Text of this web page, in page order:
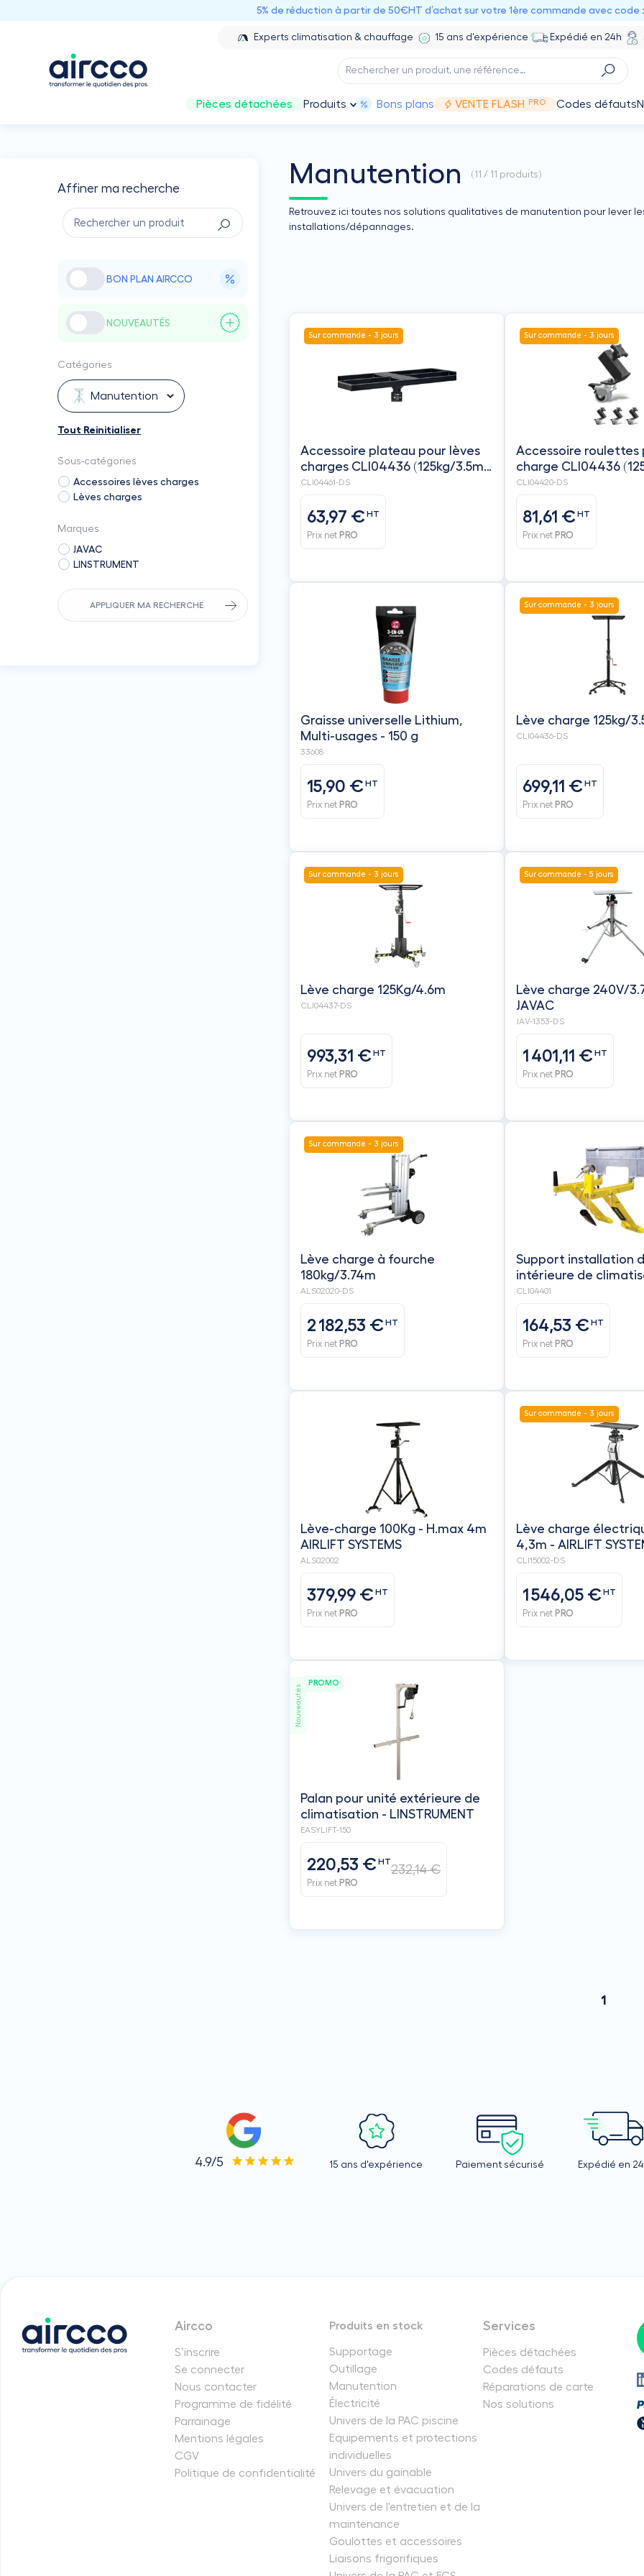
5% de réduction à partir de 50€HT d’achat sur votre 1ère commande avec code :
Experts climatisation & chauffage 15 ans d'expérience Expédié en 24h
Pièces détachées Produits Bons plans VENTE FLASH PRO Codes défauts
Affiner ma recherche
BON PLAN AIRCCO
NOUVEAUTÉS
Catégories
Manutention
Tout Reinitialiser
Sous-catégories
Accessoires lèves charges
Lèves charges
Marques
JAVAC
LINSTRUMENT
APPLIQUER MA RECHERCHE
Manutention ( 11 / 11 produits)
Retrouvez ici toutes nos solutions qualitatives de manutention pour lever
installations/dépannages.
Sur commande - 3 jours
Accessoire plateau pour lèves
charges CLI04436 (125kg/3.5m)
& CLI04437 (125kg/4.5m)
CLI04461-DS
63,97 €HT
Prix net PRO
Sur commande - 3 jours
Accessoire roulettes
charge CLI04436
CLI04420-DS
81,61 €HT
Prix net PRO
Graisse universelle Lithium,
Multi-usages - 150 g
33608
15,90 €HT
Prix net PRO
Sur commande - 3 jours
Lève charge 125kg/
CLI04436-DS
699,11 €HT
Prix net PRO
Sur commande - 3 jours
Lève charge 125Kg/4.6m
CLI04437-DS
993,31 €HT
Prix net PRO
Sur commande - 5 jours
Lève charge 240V/
JAVAC
JAV-1353-DS
1 401,11 €HT
Prix net PRO
Sur commande - 3 jours
Lève charge à fourche
180kg/3.74m
ALS02020-DS
2 182,53 €HT
Prix net PRO
Support installation
intérieure de
CLI04401
164,53 €HT
Prix net PRO
Lève-charge 100Kg - H.max 4m
AIRLIFT SYSTEMS
ALS02002
379,99 €HT
Prix net PRO
Sur commande - 3 jours
Lève charge
4,3m - AIRLIFT
CLI15002-DS
1 546,05 €HT
Prix net PRO
Nouveautés
PROMO
Palan pour unité extérieure de
climatisation - LINSTRUMENT
EASYLIFT-150
220,53 €HT
Prix net PRO
232,14 €
1
4.9/5 15 ans d'expérience Paiement sécurisé Expédié en
Aircco
S’inscrire
Se connecter
Nous contacter
Programme de fidélité
Parrainage
Mentions légales
CGV
Politique de confidentialité
Produits en stock
Supportage
Outillage
Manutention
Électricité
Univers de la PAC piscine
Equipements et protections
individuelles
Univers du gainable
Relevage et évacuation
Univers de l'entretien et de la
maintenance
Goulottes et accessoires
Liaisons frigorifiques
Services
Pièces détachées
Codes défauts
Réparations de carte
Nos solutions